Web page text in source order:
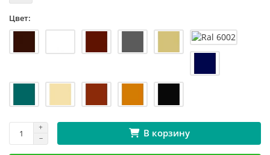
Цвет:
В корзину